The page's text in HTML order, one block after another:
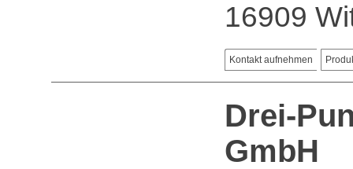
16909
Kontakt aufnehmen
Drei-
GmbH